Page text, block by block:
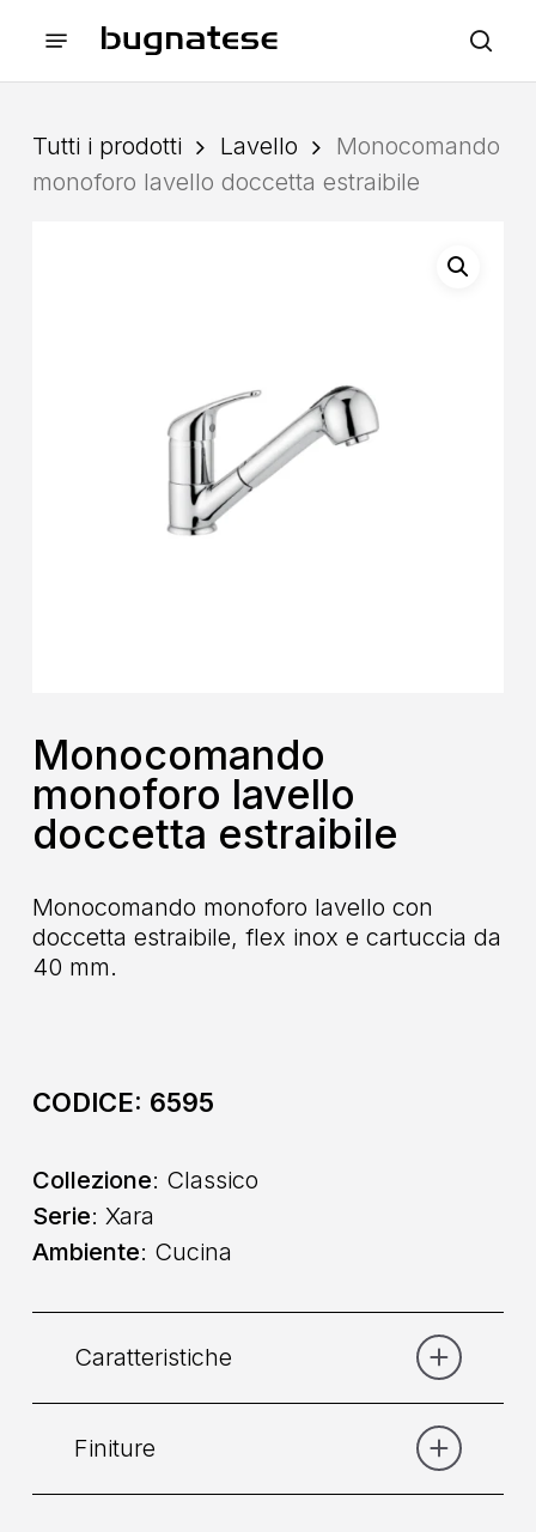
Menu
Tutti i prodotti Lavello
Monocomando
monoforo lavello doccetta estraibile
Monocomando
monoforo lavello
doccetta estraibile
Monocomando monoforo lavello con
doccetta estraibile, flex inox e cartuccia da
40 mm.
CODICE: 6595
Collezione: Classico
Serie: Xara
Ambiente: Cucina
Caratteristiche
Finiture